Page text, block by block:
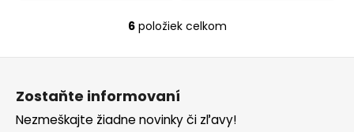
O
v
á
d
a
6položiek celkom
Zostaňte informovaní
Nezmeškajte žiadne novinky či zľavy!